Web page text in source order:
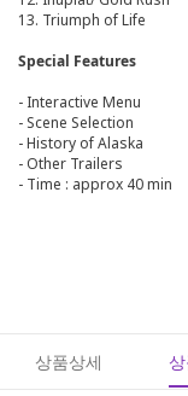
13. Triumph of Life
Special Features
- Interactive Menu
- Scene Selection
- History of Alaska
- Other Trailers
- Time : approx 40 min
상품상세